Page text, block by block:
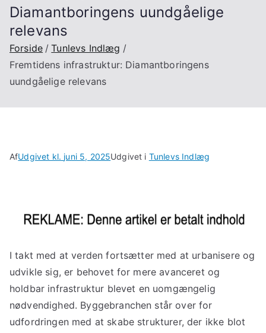
Diamantboringens uundgåelige
relevans
Forside
Tunlevs Indlæg
Fremtidens infrastruktur: Diamantboringens
uundgåelige relevans
AfUdgivet kl. juni 5, 2025Udgivet i Tunlevs Indlæg
I takt med at verden fortsætter med at urbanisere og
udvikle sig, er behovet for mere avanceret og
holdbar infrastruktur blevet en uomgængelig
nødvendighed. Byggebranchen står over for
udfordringen med at skabe strukturer, der ikke blot